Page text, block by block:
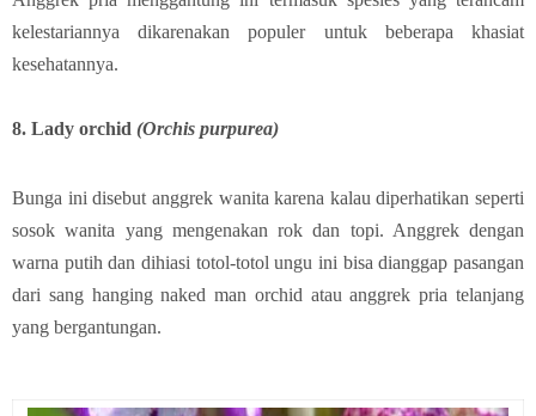
kelestariannya dikarenakan populer untuk beberapa khasiat
kesehatannya.
8. Lady orchid (Orchis purpurea)
Bunga ini disebut anggrek wanita karena kalau diperhatikan seperti
sosok wanita yang mengenakan rok dan topi. Anggrek dengan
warna putih dan dihiasi totol-totol ungu ini bisa dianggap pasangan
dari sang hanging naked man orchid atau anggrek pria telanjang
yang bergantungan.